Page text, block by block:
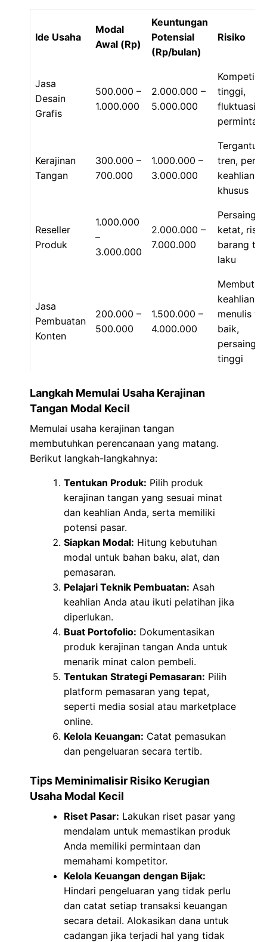
Ide Usaha
Modal
Awal (Rp)
Keuntungan
Potensial
(Rp/bulan)
Risiko
Jasa
Desain
Grafis
500.000 –
1.000.000
2.000.000 –
5.000.000
Kompetisi
tinggi,
fluktuasi
Kerajinan
Tangan
300.000 –
700.000
1.000.000 –
3.000.000
tren, perlu
keahlian
khusus
Reseller
Produk
1.000.000
–
3.000.000
2.000.000 –
7.000.000
Persaingan
ketat,
barang
laku
Jasa
Pembuatan
Konten
200.000 –
500.000
1.500.000 –
4.000.000
keahlian
menulis
baik,
persaingan
tinggi
Langkah Memulai Usaha Kerajinan
Tangan Modal Kecil
Memulai usaha kerajinan tangan
membutuhkan perencanaan yang matang.
Berikut langkah-langkahnya:
Tentukan Produk: Pilih produk
kerajinan tangan yang sesuai minat
dan keahlian Anda, serta memiliki
potensi pasar.
Siapkan Modal: Hitung kebutuhan
modal untuk bahan baku, alat, dan
pemasaran.
Pelajari Teknik Pembuatan: Asah
keahlian Anda atau ikuti pelatihan jika
diperlukan.
Buat Portofolio: Dokumentasikan
produk kerajinan tangan Anda untuk
menarik minat calon pembeli.
Tentukan Strategi Pemasaran: Pilih
platform pemasaran yang tepat,
seperti media sosial atau marketplace
online.
Kelola Keuangan: Catat pemasukan
dan pengeluaran secara tertib.
Tips Meminimalisir Risiko Kerugian
Usaha Modal Kecil
Riset Pasar: Lakukan riset pasar yang
mendalam untuk memastikan produk
Anda memiliki permintaan dan
memahami kompetitor.
Kelola Keuangan dengan Bijak:
Hindari pengeluaran yang tidak perlu
dan catat setiap transaksi keuangan
secara detail. Alokasikan dana untuk
cadangan jika terjadi hal yang tidak